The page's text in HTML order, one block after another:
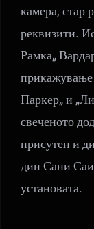
камера, стар
реквизити.
Рамка„
Паркер„ и
свеченото
присутен и
дин Сани
установата.